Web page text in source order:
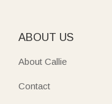
ABOUT US
About Callie
Contact